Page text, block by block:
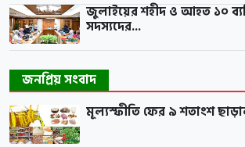
জুলাইয়ের শহীদ ও আহত ১০
সদস্যদের...
জনপ্রিয় সংবাদ
মূল্যস্ফীতি ফের ৯ শতাংশ